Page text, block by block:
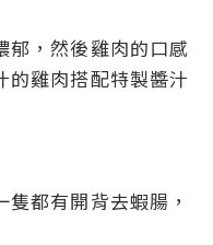
郁，然後雞肉的口感
的雞肉搭配特製醬汁
都有開背去蝦腸，